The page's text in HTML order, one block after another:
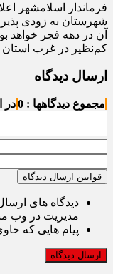
شهرستان به زودی
آن در دهه فجر خواهد
کم‌نظیر در غرب استان
ارسال دیدگاه
مجموع دیدگاهها : 0 در
قوانین ارسال دیدگاه
دیدگاه های
مدیریت در وب
پیام هایی که